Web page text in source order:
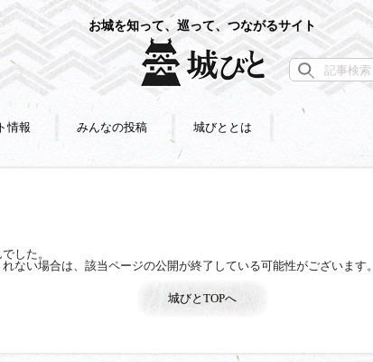
お城を知って、巡って、つながるサイト
情報 みんなの投稿 城びととは
した。
ない場合は、該当ページの公開が終了している可能性がございます。
城びとTOPへ